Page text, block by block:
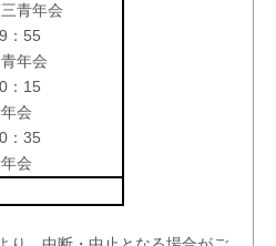
青年会
：55
年会
：15
会
：35
会